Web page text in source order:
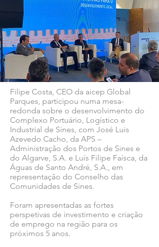
Filipe Costa, CEO da aicep Global
Parques, participou numa mesa-
redonda sobre o desenvolvimento do
Complexo Portuário, Logístico e
Industrial de Sines, com José Luis
Azevedo Cacho, da APS –
Administração dos Portos de Sines e
do Algarve, S.A. e Luís Filipe Faísca, da
Águas de Santo André, S.A., em
representação do Conselho das
Comunidades de Sines.
Foram apresentadas as fortes
perspetivas de investimento e criação
de emprego na região para os
próximos 5 anos.